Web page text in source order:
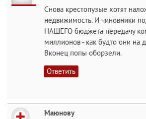
Снова крестопузые хотят
недвижимость. И чиновники
НАШЕГО бюджета передачу
миллионов - как будто они на
Вконец попы оборзели.
Ответить
Маюнову